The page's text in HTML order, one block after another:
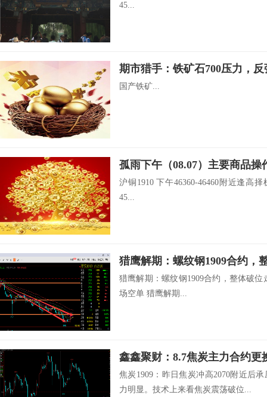
45...
期市猎手：铁矿石700压力，反
国产铁矿...
孤雨下午（08.07）主要商品操
沪铜1910 下午46360-46460附近逢高
45...
猎鹰解期：螺纹钢1909合约，整体破位
场空单 猎鹰解期...
鑫鑫聚财：8.7焦炭主力合约更
焦炭1909：昨日焦炭冲高2070附近后
力明显。技术上来看焦炭震荡破位...